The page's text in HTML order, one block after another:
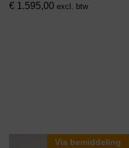
€ 1.595,00 excl. btw
Via bemiddeling